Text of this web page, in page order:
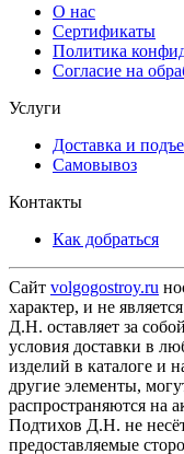
О нас
Сертификаты
Политика
Согласие на
Услуги
Доставка и
Самовывоз
Контакты
Как добраться
Сайт volgogostroy.ru
характер, и не
Д.Н. оставляет за
условия доставки в
изделий в каталоге и
другие элементы,
распространяются на
Подтихов Д.Н. не
предоставляемые